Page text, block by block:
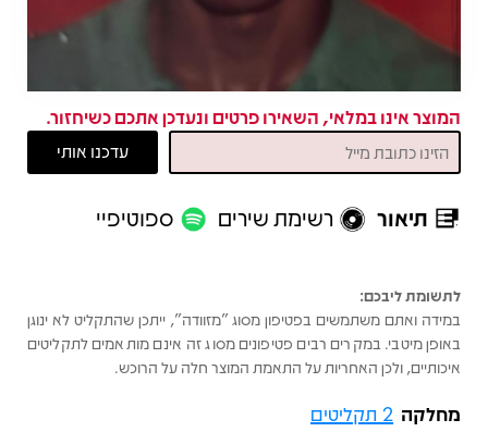
המוצר אינו במלאי, השאירו פרטים ונעדכן אתכם כשיחזור.
תיאור רשימת שירים ספוטיפיי
לתשומת ליבכם:
במידה ואתם משתמשים בפטיפון מסוג "מזוודה", ייתכן שהתקליט לא ינוגן
באופן מיטבי. במקרים רבים פטיפונים מסוג זה אינם מותאמים לתקליטים
איכותיים, ולכן האחריות על התאמת המוצר חלה על הרוכש.
מחלקה 2 תקליטים